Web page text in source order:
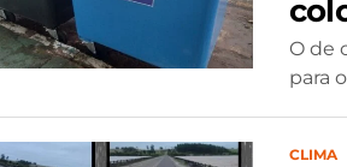
O de
para
CLIMA